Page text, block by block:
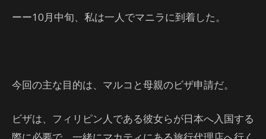
ーー10月中旬、私は一人でマニラに到着した。
今回の主な目的は、マルコと母親のビザ申請だ。
ビザは、フィリピン人である彼女らが日本へ入国する